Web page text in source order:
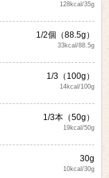
128kcal/35g
1/2個（88.5g）
33kcal/88.5g
1/3（100g）
14kcal/100g
1/3本（50g）
19kcal/50g
30g
10kcal/30g